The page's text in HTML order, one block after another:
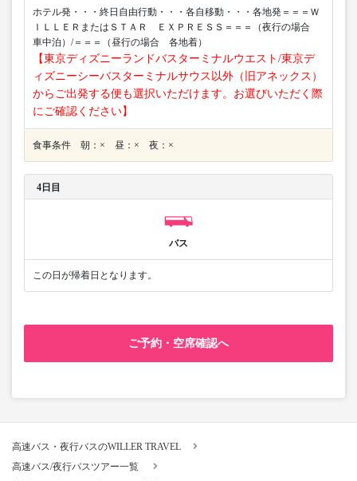
ホテル発・・・終日自由行動・・・各自移動・・・各地発＝＝＝Ｗ
ＩＬＬＥＲまたはＳＴＡＲ ＥＸＰＲＥＳＳ＝＝＝（夜行の場合
車中泊）/＝＝＝（昼行の場合 各地着）
【東京ディズニーランドバスターミナルウエスト/東京デ
ィズニーシーバスターミナルサウス以外（旧アネックス）
からご出発する便も選択いただけます。お選びいただく際
にご確認ください】
食事条件 朝：× 昼：× 夜：×
4日目
バス
この日が帰着日となります。
ご予約・空席確認へ
高速バス・夜行バスのWILLER TRAVEL
高速バス/夜行バスツアー一覧